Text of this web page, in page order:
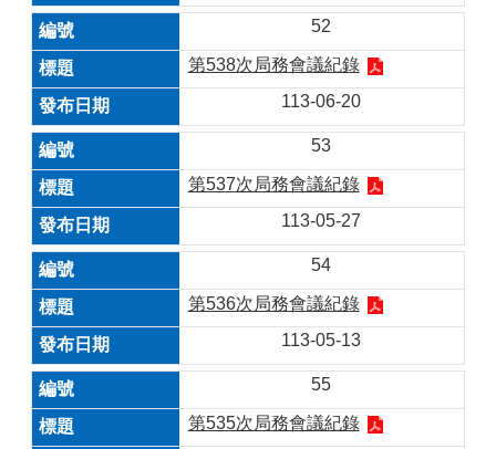
52
第538次局務會議紀錄
113-06-20
53
第537次局務會議紀錄
113-05-27
54
第536次局務會議紀錄
113-05-13
55
第535次局務會議紀錄